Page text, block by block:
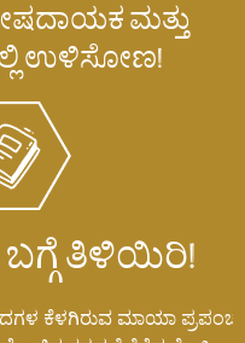
ಮತ್ತು
ಉಳಿಸೋಣ!
ತಿಳಿಯಿರಿ!
ಕೆಳಗಿರುವ ಮಾಯಾ